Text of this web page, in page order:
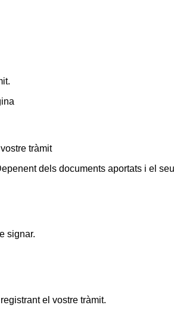
tràmit
dels documents aportats i el
signar.
el vostre tràmit.